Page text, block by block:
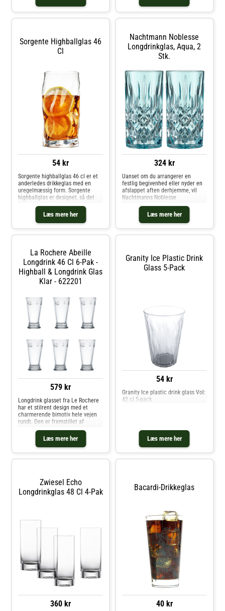
til at servere long drinks som Gin
& Tonic, Cuba Libre og Harvey
Sorgente Highballglas 46
Cl
54 kr
Læs mere her
Sorgente highballglas 46 cl er et
anderledes drikkeglas med en
uregelmæssig form. Sorgente
highballglas er designet, så det
smukt highballglas, der tilbyder en
anden præsentation til drikkevarer
og cocktails.Mængde: 46 clHøjde:
Nachtmann Noblesse
Longdrinkglas, Aqua, 2
Stk.
324 kr
Læs mere her
Uanset om du arrangerer en
festlig begivenhed eller nyder en
afslappet aften derhjemme, vil
Nachtmanns Noblesse
valg for at imponere dine gæster
og skabe en atmosfære af ren
luksus og elegance. Hvert glas er
La Rochere Abeille
Longdrink 46 Cl 6-Pak -
Highball & Longdrink Glas
Klar - 622201
579 kr
Læs mere her
Longdrink glasset fra Le Rochere
har et stilrent design med et
charmerende bimotiv hele vejen
rundt. Den er fremstillet af
presset glas med en lang skål
perfekt til drinks. Perfekt til
hverdag og mere festlige
lejligheder. Om longdrink glasset
Vedligeholdelse af longdrink
glasset- Tåler opvaskemaskine.
Køb Highball & Longdrink og
Granity Ice Plastic Drink
Glass 5-Pack
54 kr
Læs mere her
Granity Ice plastic drink glass Vol:
42 cl 5-pack
Zwiesel Echo
Longdrinkglas 48 Cl 4-Pak
360 kr
Bacardi-Drikkeglas
40 kr